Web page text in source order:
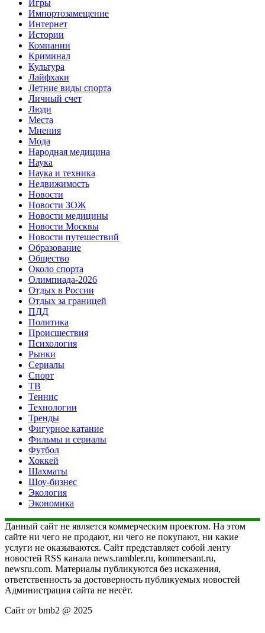
Игры
Импортозамещение
Интернет
Истории
Компании
Криминал
Культура
Лайфхаки
Летние виды спорта
Личный счет
Люди
Места
Мнения
Мода
Народная медицина
Наука
Наука и техника
Недвижимость
Новости
Новости ЗОЖ
Новости медицины
Новости Москвы
Новости путешествий
Образование
Общество
Около спорта
Олимпиада-2026
Отдых в России
Отдых за границей
ПДД
Политика
Происшествия
Психология
Рынки
Сериалы
Спорт
ТВ
Теннис
Технологии
Тренды
Фигурное катание
Фильмы и сериалы
Футбол
Хоккей
Шахматы
Шоу-бизнес
Экология
Экономика
Данный сайт не является коммерческим проектом. На этом
сайте ни чего не продают, ни чего не покупают, ни какие
услуги не оказываются. Сайт представляет собой ленту
новостей RSS канала news.rambler.ru, kommersant.ru,
newsru.com. Материалы публикуются без искажения,
ответственность за достоверность публикуемых новостей
Администрация сайта не несёт.
Сайт от bmb2 @ 2025